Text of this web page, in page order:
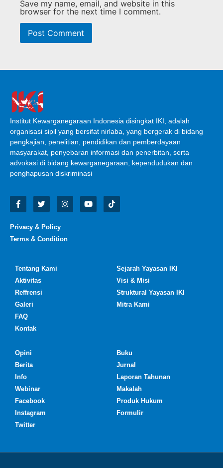
Save my name, email, and website in this
browser for the next time I comment.
Institut Kewarganegaraan Indonesia disingkat IKI, adalah
organisasi sipil yang bersifat nirlaba, yang bergerak di bidang
pengkajian, penelitian, pendidikan dan pemberdayaan
masyarakat, penyebaran informasi dan penerbitan, serta
advokasi di bidang kewarganegaraan, kependudukan dan
penghapusan diskriminasi
Privacy & Policy
Terms & Condition
Tentang Kami
Aktivitas
Reffrensi
Galeri
FAQ
Kontak
Sejarah Yayasan IKI
Visi & Misi
Struktural Yayasan IKI
Mitra Kami
Opini
Berita
Info
Webinar
Facebook
Instagram
Twitter
Buku
Jurnal
Laporan Tahunan
Makalah
Produk Hukum
Formulir